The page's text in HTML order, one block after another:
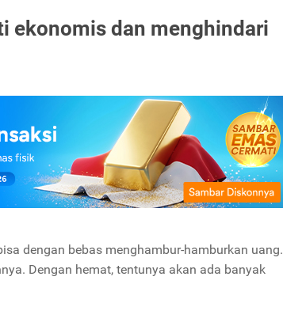
ekonomis dan menghindari
dengan bebas menghambur-hamburkan uang.
Dengan hemat, tentunya akan ada banyak